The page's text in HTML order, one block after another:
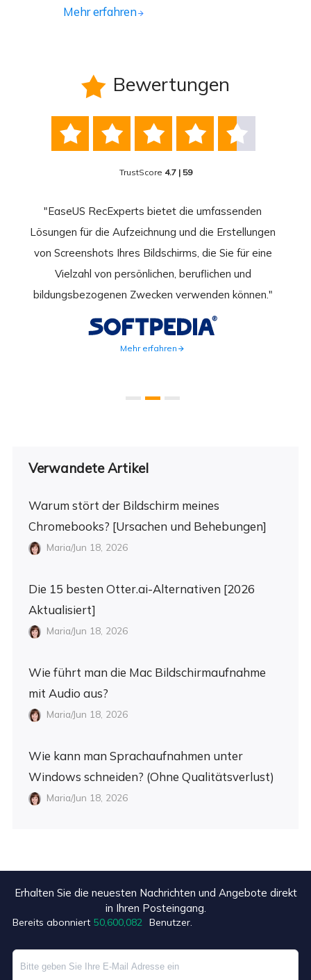
Mehr erfahren
 Bewertungen
    
TrustScore 4.7 | 59
"EaseUS RecExperts bietet die umfassenden
Lösungen für die Aufzeichnung und die Erstellungen
von Screenshots Ihres Bildschirms, die Sie für eine
Vielzahl von persönlichen, beruflichen und
bildungsbezogenen Zwecken verwenden können."
Mehr erfahren
Verwandete Artikel
Warum stört der Bildschirm meines
Chromebooks? [Ursachen und Behebungen]
Maria/Jun 18, 2026
Die 15 besten Otter.ai-Alternativen [2026
Aktualisiert]
Maria/Jun 18, 2026
Wie führt man die Mac Bildschirmaufnahme
mit Audio aus?
Maria/Jun 18, 2026
Wie kann man Sprachaufnahmen unter
Windows schneiden? (Ohne Qualitätsverlust)
Maria/Jun 18, 2026
Erhalten Sie die neuesten Nachrichten und Angebote direkt
in Ihren Posteingang.
Bereits abonniert 50,600,085 Benutzer.